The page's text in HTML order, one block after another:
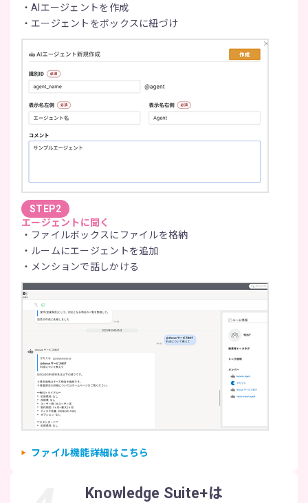
AIエージェントを作成
エージェントをボックスに紐づけ
STEP2
エージェントに聞く
ファイルボックスにファイルを格納
ルームにエージェントを追加
メンションで話しかける
ファイル機能詳細はこちら
Knowledge Suite+は